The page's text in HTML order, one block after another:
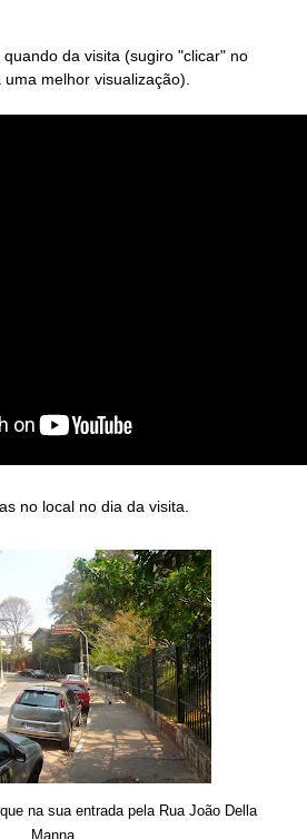
da visita (sugiro "clicar" no
melhor visualização).
no local no dia da visita.
na sua entrada pela Rua João Della
Manna